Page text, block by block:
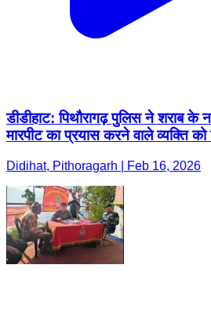
डीडीहाट: पिथौरागढ़ पुलिस ने शराब के
मारपीट का प्रयास करने वाले व्यक्ति को
Didihat, Pithoragarh | Feb 16, 2026